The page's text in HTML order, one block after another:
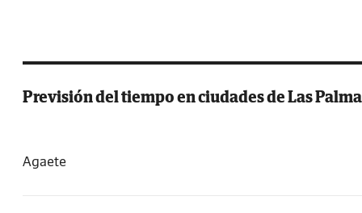
Previsión del tiempo en ciudades de Las
Agaete